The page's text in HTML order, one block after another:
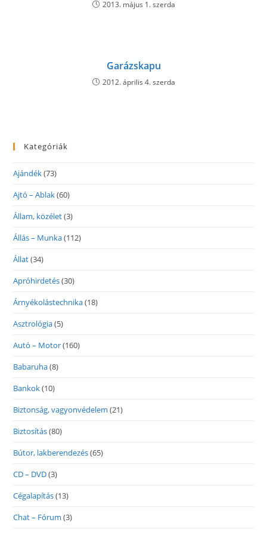
2013. május 1. szerda
Garázskapu
2012. április 4. szerda
Kategóriák
Ajándék(73)
Ajtó – Ablak(60)
Állam, közélet(3)
Állás – Munka(112)
Állat(34)
Apróhirdetés(30)
Árnyékolástechnika(18)
Asztrológia(5)
Autó – Motor(160)
Babaruha(8)
Bankok(10)
Biztonság, vagyonvédelem (21)
Biztosítás(80)
Bútor, lakberendezés(65)
CD – DVD(3)
Cégalapítás(13)
Chat – Fórum (3)